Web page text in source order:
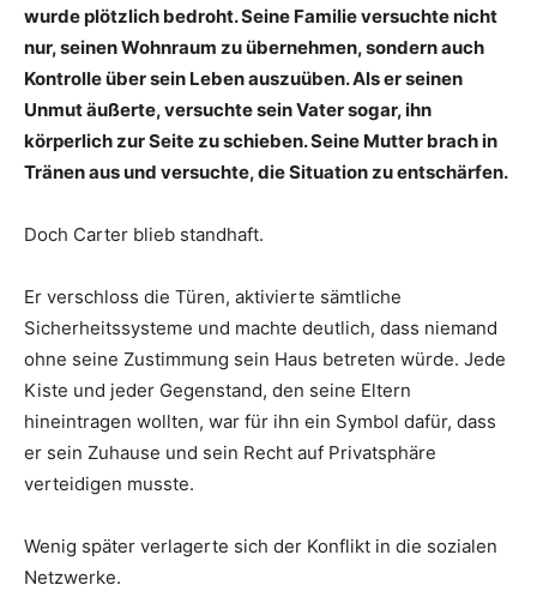
wurde plötzlich bedroht. Seine Familie versuchte nicht
nur, seinen Wohnraum zu übernehmen, sondern auch
Kontrolle über sein Leben auszuüben. Als er seinen
Unmut äußerte, versuchte sein Vater sogar, ihn
körperlich zur Seite zu schieben. Seine Mutter brach in
Tränen aus und versuchte, die Situation zu entschärfen.
Doch Carter blieb standhaft.
Er verschloss die Türen, aktivierte sämtliche
Sicherheitssysteme und machte deutlich, dass niemand
ohne seine Zustimmung sein Haus betreten würde. Jede
Kiste und jeder Gegenstand, den seine Eltern
hineintragen wollten, war für ihn ein Symbol dafür, dass
er sein Zuhause und sein Recht auf Privatsphäre
verteidigen musste.
Wenig später verlagerte sich der Konflikt in die sozialen
Netzwerke.